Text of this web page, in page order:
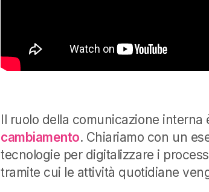
Il ruolo della comunicazione
cambiamento. Chiariamo con un
tecnologie per digitalizzare i
tramite cui le attività quotidiane